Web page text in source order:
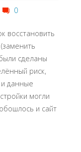
0
восстановить
сделаны
риск,
и данные
могли
и сайт